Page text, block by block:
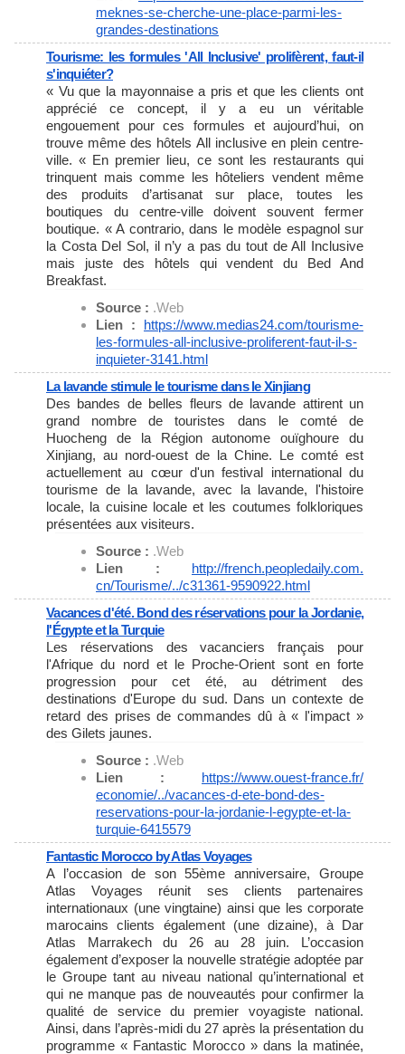
meknes-se-cherche-une-place-parmi-les-
grandes-destinations
Tourisme: les formules 'All Inclusive' prolifèrent, faut-il
s'inquiéter?
« Vu que la mayonnaise a pris et que les clients ont
apprécié ce concept, il y a eu un véritable
engouement pour ces formules et aujourd’hui, on
trouve même des hôtels All inclusive en plein centre-
ville. « En premier lieu, ce sont les restaurants qui
trinquent mais comme les hôteliers vendent même
des produits d’artisanat sur place, toutes les
boutiques du centre-ville doivent souvent fermer
boutique. « A contrario, dans le modèle espagnol sur
la Costa Del Sol, il n’y a pas du tout de All Inclusive
mais juste des hôtels qui vendent du Bed And
Breakfast.
Source : .Web
Lien : https://www.medias24.com/tourisme-
les-formules-all-inclusive-proliferent-faut-il-s-
inquieter-3141.html
La lavande stimule le tourisme dans le Xinjiang
Des bandes de belles fleurs de lavande attirent un
grand nombre de touristes dans le comté de
Huocheng de la Région autonome ouïghoure du
Xinjiang, au nord-ouest de la Chine. Le comté est
actuellement au cœur d'un festival international du
tourisme de la lavande, avec la lavande, l'histoire
locale, la cuisine locale et les coutumes folkloriques
présentées aux visiteurs.
Source : .Web
Lien : http://french.peopledaily.com.
cn/Tourisme/../c31361-9590922.html
Vacances d'été. Bond des réservations pour la Jordanie,
l'Égypte et la Turquie
Les réservations des vacanciers français pour
l'Afrique du nord et le Proche-Orient sont en forte
progression pour cet été, au détriment des
destinations d'Europe du sud. Dans un contexte de
retard des prises de commandes dû à « l'impact »
des Gilets jaunes.
Source : .Web
Lien : https://www.ouest-france.fr/
economie/../vacances-d-ete-bond-des-
reservations-pour-la-jordanie-l-egypte-et-la-
turquie-6415579
Fantastic Morocco by Atlas Voyages
A l’occasion de son 55ème anniversaire, Groupe
Atlas Voyages réunit ses clients partenaires
internationaux (une vingtaine) ainsi que les corporate
marocains clients également (une dizaine), à Dar
Atlas Marrakech du 26 au 28 juin. L’occasion
également d’exposer la nouvelle stratégie adoptée par
le Groupe tant au niveau national qu’international et
qui ne manque pas de nouveautés pour confirmer la
qualité de service du premier voyagiste national.
Ainsi, dans l’après-midi du 27 après la présentation du
programme « Fantastic Morocco » dans la matinée,